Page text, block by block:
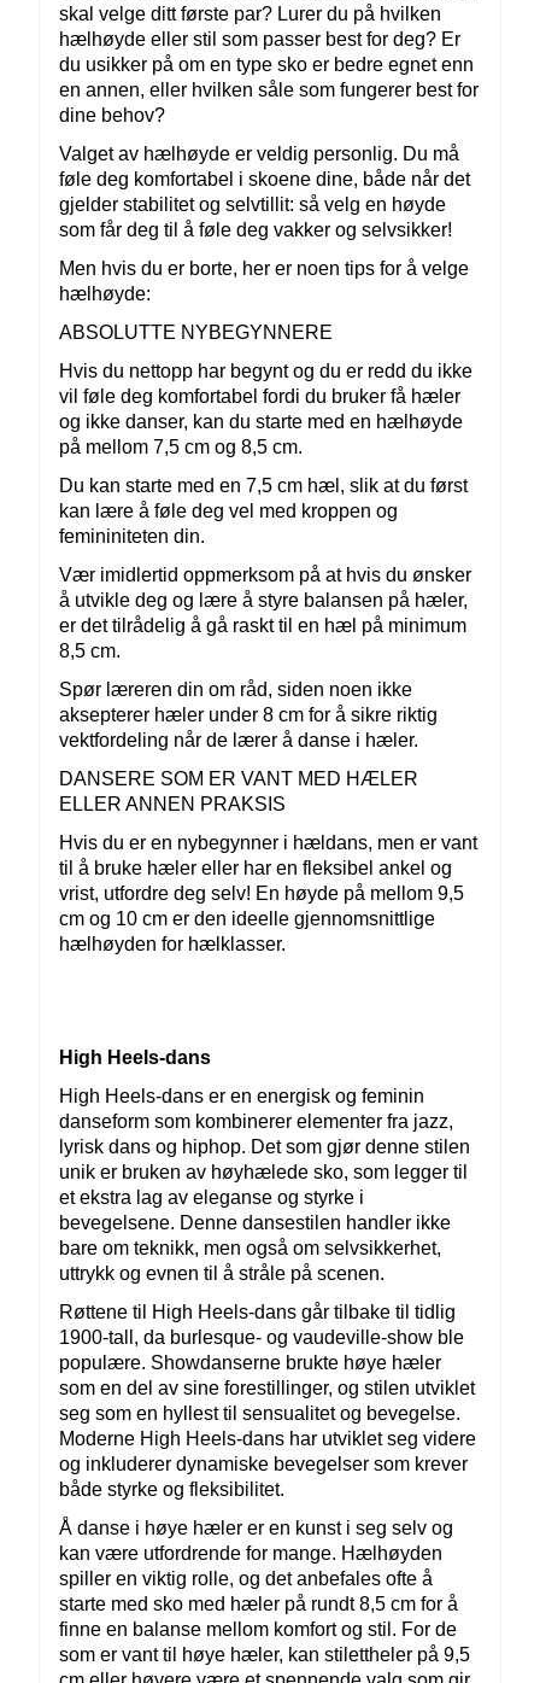
skal velge ditt første par? Lurer du på hvilken
hælhøyde eller stil som passer best for deg? Er
du usikker på om en type sko er bedre egnet enn
en annen, eller hvilken såle som fungerer best for
dine behov?
Valget av hælhøyde er veldig personlig. Du må
føle deg komfortabel i skoene dine, både når det
gjelder stabilitet og selvtillit: så velg en høyde
som får deg til å føle deg vakker og selvsikker!
Men hvis du er borte, her er noen tips for å velge
hælhøyde:
ABSOLUTTE NYBEGYNNERE
Hvis du nettopp har begynt og du er redd du ikke
vil føle deg komfortabel fordi du bruker få hæler
og ikke danser, kan du starte med en hælhøyde
på mellom 7,5 cm og 8,5 cm.
Du kan starte med en 7,5 cm hæl, slik at du først
kan lære å føle deg vel med kroppen og
femininiteten din.
Vær imidlertid oppmerksom på at hvis du ønsker
å utvikle deg og lære å styre balansen på hæler,
er det tilrådelig å gå raskt til en hæl på minimum
8,5 cm.
Spør læreren din om råd, siden noen ikke
aksepterer hæler under 8 cm for å sikre riktig
vektfordeling når de lærer å danse i hæler.
DANSERE SOM ER VANT MED HÆLER
ELLER ANNEN PRAKSIS
Hvis du er en nybegynner i hældans, men er vant
til å bruke hæler eller har en fleksibel ankel og
vrist, utfordre deg selv! En høyde på mellom 9,5
cm og 10 cm er den ideelle gjennomsnittlige
hælhøyden for hælklasser.
High Heels-dans
High Heels-dans er en energisk og feminin
danseform som kombinerer elementer fra jazz,
lyrisk dans og hiphop. Det som gjør denne stilen
unik er bruken av høyhælede sko, som legger til
et ekstra lag av eleganse og styrke i
bevegelsene. Denne dansestilen handler ikke
bare om teknikk, men også om selvsikkerhet,
uttrykk og evnen til å stråle på scenen.
Røttene til High Heels-dans går tilbake til tidlig
1900-tall, da burlesque- og vaudeville-show ble
populære. Showdanserne brukte høye hæler
som en del av sine forestillinger, og stilen utviklet
seg som en hyllest til sensualitet og bevegelse.
Moderne High Heels-dans har utviklet seg videre
og inkluderer dynamiske bevegelser som krever
både styrke og fleksibilitet.
Å danse i høye hæler er en kunst i seg selv og
kan være utfordrende for mange. Hælhøyden
spiller en viktig rolle, og det anbefales ofte å
starte med sko med hæler på rundt 8,5 cm for å
finne en balanse mellom komfort og stil. For de
som er vant til høye hæler, kan stilettheler på 9,5